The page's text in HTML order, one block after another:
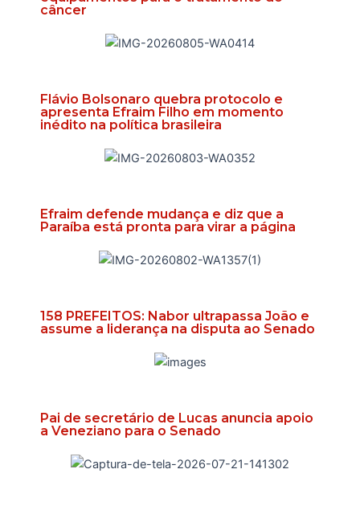
câncer
Flávio Bolsonaro quebra protocolo e
apresenta Efraim Filho em momento
inédito na política brasileira
Efraim defende mudança e diz que a
Paraíba está pronta para virar a página
158 PREFEITOS: Nabor ultrapassa João e
assume a liderança na disputa ao Senado
Pai de secretário de Lucas anuncia apoio
a Veneziano para o Senado